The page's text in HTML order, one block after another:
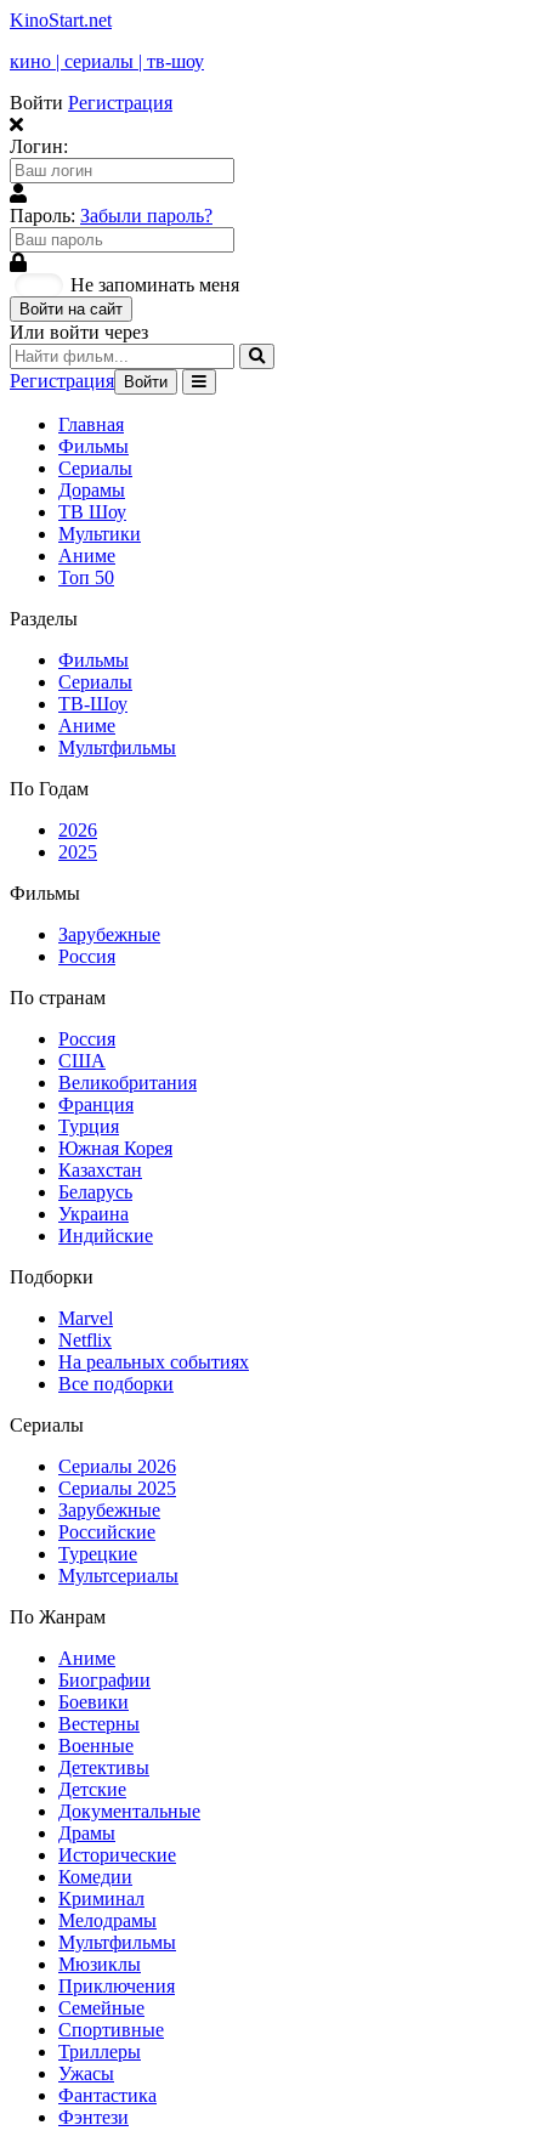
KinoStart.net
кино | сериалы | тв-шоу
Войти Регистрация
Логин:
Пароль: Забыли пароль?
Не запоминать меня
Войти на сайт
Или войти через
Регистрация Войти
Главная
Фильмы
Сериалы
Дорамы
ТВ Шоу
Мультики
Аниме
Топ 50
Разделы
Фильмы
Сериалы
ТВ-Шоу
Аниме
Мультфильмы
По Годам
2026
2025
Фильмы
Зарубежные
Россия
По странам
Россия
США
Великобритания
Франция
Турция
Южная Корея
Казахстан
Беларусь
Украина
Индийские
Подборки
Marvel
Netflix
На реальных событиях
Все подборки
Сериалы
Сериалы 2026
Сериалы 2025
Зарубежные
Российские
Турецкие
Мультсериалы
По Жанрам
Аниме
Биографии
Боевики
Вестерны
Военные
Детективы
Детские
Документальные
Драмы
Исторические
Комедии
Криминал
Мелодрамы
Мультфильмы
Мюзиклы
Приключения
Семейные
Спортивные
Триллеры
Ужасы
Фантастика
Фэнтези